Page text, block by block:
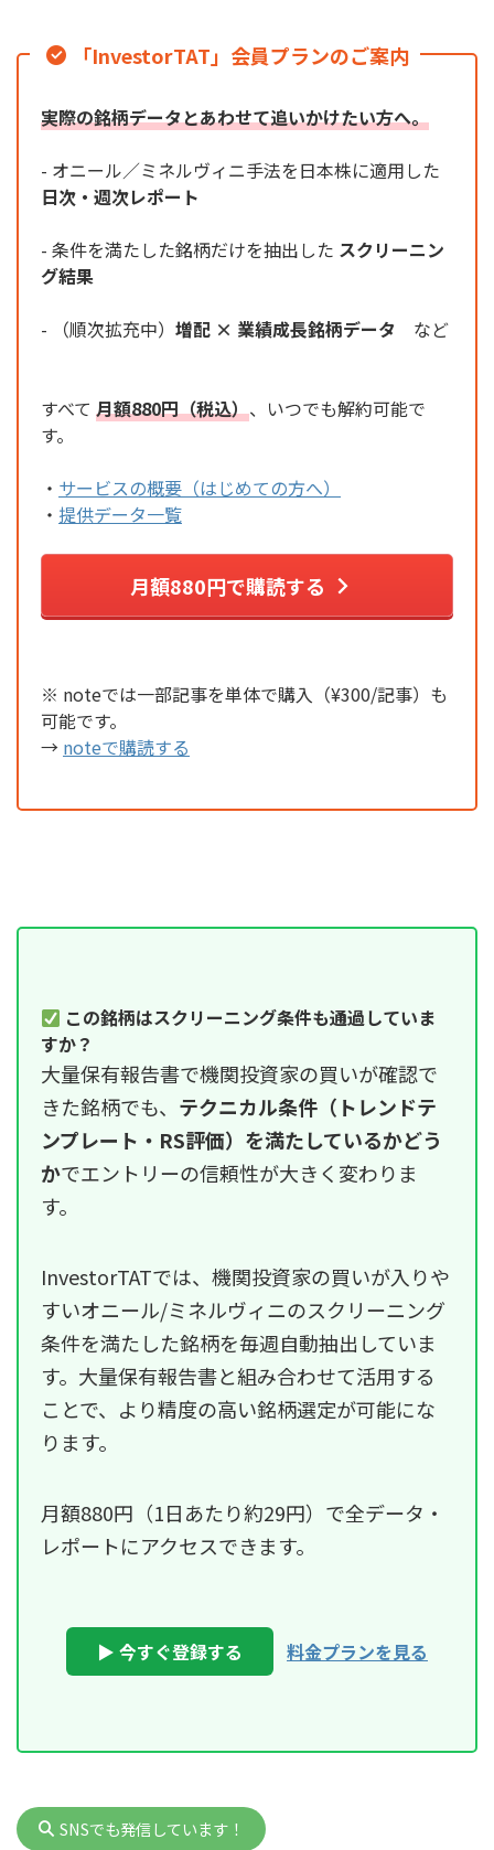
「InvestorTAT」会員プランのご案内
実際の銘柄データとあわせて追いかけたい方へ。
- オニール／ミネルヴィニ手法を日本株に適用した
日次・週次レポート
- 条件を満たした銘柄だけを抽出した スクリーニン
グ結果
- （順次拡充中） 増配 × 業績成長銘柄データ など
すべて 月額880円（税込）、いつでも解約可能で
す。
・ サービスの概要（はじめての方へ）
・ 提供データ一覧
月額880円で購読する
※ noteでは一部記事を単体で購入（¥300/記事）も
可能です。
→ noteで購読する
この銘柄はスクリーニング条件も通過していま
すか？
大量保有報告書で機関投資家の買いが確認で
きた銘柄でも、 テクニカル条件（トレンドテ
ンプレート・RS評価）を満たしているかどう
かでエントリーの信頼性が大きく変わりま
す。
InvestorTATでは、機関投資家の買いが入りや
すいオニール/ミネルヴィニのスクリーニング
条件を満たした銘柄を毎週自動抽出していま
す。大量保有報告書と組み合わせて活用する
ことで、より精度の高い銘柄選定が可能にな
ります。
月額880円（1日あたり約29円）で全データ・
レポートにアクセスできます。
▶ 今すぐ登録する 料金プランを見る
SNSでも発信しています！